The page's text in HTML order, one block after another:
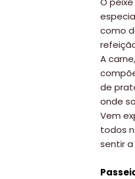
como
A
de
onde
Vem
todos
sentir